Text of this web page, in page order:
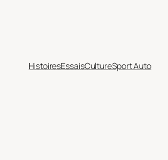
HistoiresEssaisCultureSport Auto